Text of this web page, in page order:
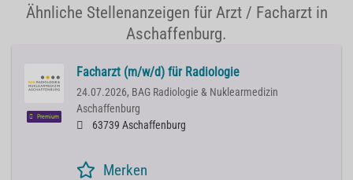
Ähnliche Stellenanzeigen für Arzt / Facharzt in
Aschaffenburg.
Premium
Facharzt (m/w/d) für Radiologie
24.07.2026, BAG Radiologie & Nuklearmedizin
Aschaffenburg
63739 Aschaffenburg
Merken